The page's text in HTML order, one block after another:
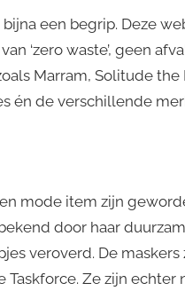
een begrip. Deze
‘zero waste’, geen
Marram, Solitude the
én de verschillende
mode item zijn
door haar
veroverd. De
Taskforce. Ze zijn